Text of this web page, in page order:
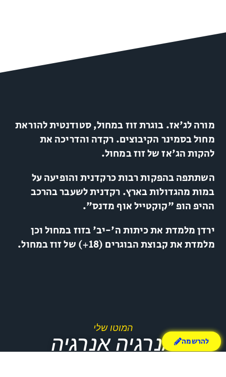
מורה לג'אז. בוגרת זוז במחול, סטודנטית להוראת
מחול בסמינר הקיבוצים. רקדה והדריכה את
להקות הג'אז של זוז במחול.
השתתפה בהפקות רבות כרקדנית והופיעה על
במות מהגדולות בארץ. רקדנית לשעבר בהרכב
ההיפ הופ "קוקטייל אוף מדנס".
ירדן מלמדת את כיתות ה'-יב' בזוז במחול וכן
מלמדת את קבוצת הבוגרים (18+) של זוז במחול.
המוטו שלי
אנרגיה אנרגיה
להרשמה